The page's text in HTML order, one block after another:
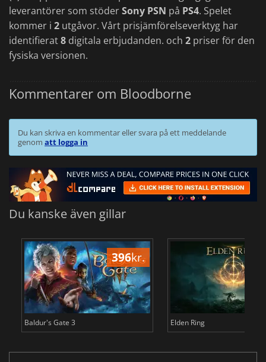
leverantörer som stöderSony PSN på PS4. Spelet
kommer i 2 utgåvor. Vårt prisjämförelseverktyg har
identifierat8 digitala erbjudanden. och 2 priser för den
fysiska versionen.
Kommentarer om Bloodborne
Du kan skriva en kommentar eller svara på ett meddelande
genom att logga in
Du kanske även gillar
396kr.
Baldur's Gate 3 Elden Ring